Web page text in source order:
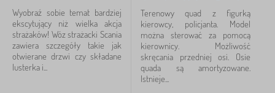
Tagi
1
Rabaty
70
Wyobraź sobie temat bardziej
ekscytujący niż wielka akcja
strażaków! Wóz strażacki Scania
zawiera szczegóły takie jak
otwierane drzwi czy składane
lusterka i...
Terenowy quad z figurką
kierowcy, policjanta. Model
można sterować za pomocą
kierownicy. Możliwość
skręcania przedniej osi. Osie
quada są amortyzowane.
Istnieje...